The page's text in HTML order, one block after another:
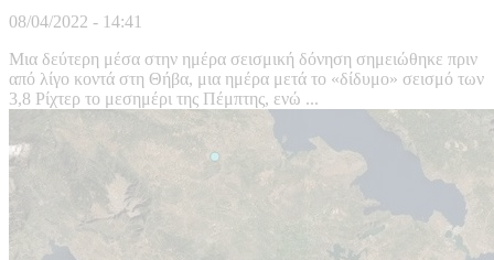
08/04/2022 - 14:41
Μια δεύτερη μέσα στην ημέρα σεισμική δόνηση σημειώθηκε πριν
από λίγο κοντά στη Θήβα, μια ημέρα μετά το «δίδυμο» σεισμό των
3,8 Ρίχτερ το μεσημέρι της Πέμπτης, ενώ ...